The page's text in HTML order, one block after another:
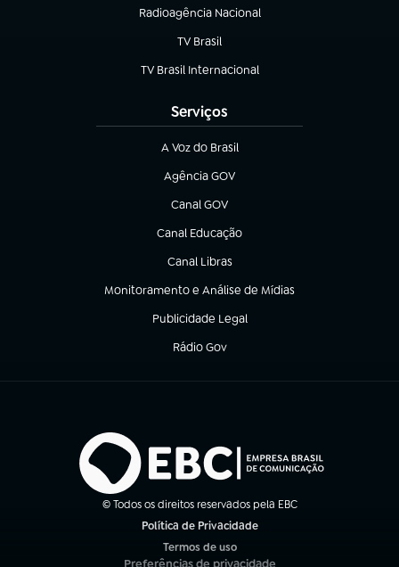
Radioagência Nacional
(abre em nova aba)
TV Brasil
(abre em nova aba)
TV Brasil Internacional
(abre em nova aba)
Serviços
A Voz do Brasil
(abre em nova aba)
Agência GOV
(abre em nova aba)
Canal GOV
(abre em nova aba)
Canal Educação
(abre em nova aba)
Canal Libras
(abre em nova aba)
Monitoramento e Análise de Mídias
(abre em nova aba)
Publicidade Legal
(abre em nova aba)
Rádio Gov
(abre em nova aba)
© Todos os direitos reservados pela EBC
Política de Privacidade
Termos de uso
(abre em nova aba)
Preferências de privacidade